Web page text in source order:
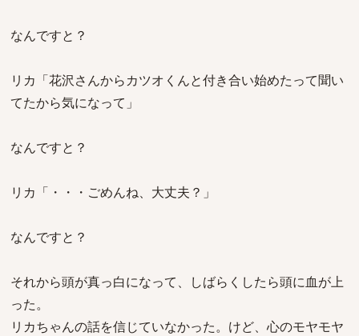
なんですと？
リカ「花沢さんからカツオくんと付き合い始めたって聞い
てたから気になって」
なんですと？
リカ「・・・ごめんね、大丈夫？」
なんですと？
それから頭が真っ白になって、しばらくしたら頭に血が上
った。
リカちゃんの話を信じていなかった。けど、心のモヤモヤ